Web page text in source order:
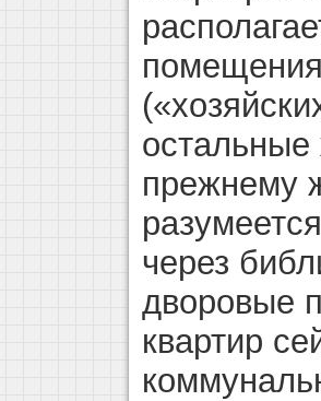
прежнему
через
дворовые
квартир